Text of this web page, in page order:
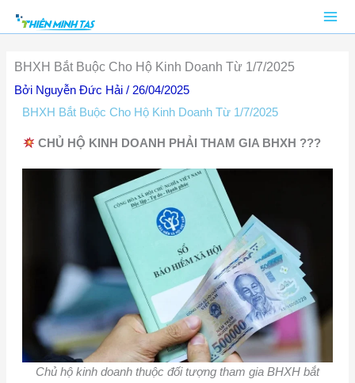
dungBHXH Bắt Buộc Cho Hộ Kinh Doanh Từ 1/7/2025
Bởi Nguyễn Đức Hải / 26/04/2025
BHXH Bắt Buộc Cho Hộ Kinh Doanh Từ 1/7/2025
CHỦ HỘ KINH DOANH PHẢI THAM GIA BHXH ???
Chủ hộ kinh doanh thuộc đối tượng tham gia BHXH bắt